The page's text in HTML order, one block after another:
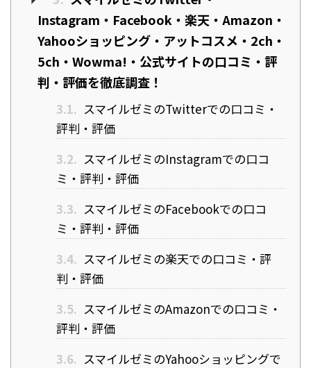
Instagram・Facebook・楽天・Amazon・
Yahooショッピング・アットコスメ・2ch・
5ch・Wowma!・公式サイトの口コミ・評
判・評価を徹底調査！
3.1. スマイルゼミのTwitterでの口コミ・
評判・評価
3.2. スマイルゼミのInstagramでの口コ
ミ・評判・評価
3.3. スマイルゼミのFacebookでの口コ
ミ・評判・評価
3.4. スマイルゼミの楽天での口コミ・評
判・評価
3.5. スマイルゼミのAmazonでの口コミ・
評判・評価
3.6. スマイルゼミのYahooショッピングで